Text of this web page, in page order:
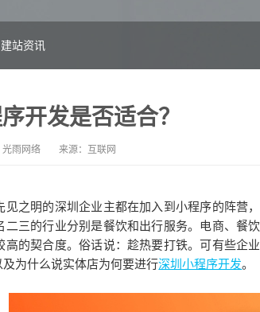
建站资讯
开发是否适合？
光雨网络 来源：互联网
明的深圳企业主都在加入到小程序的阵营
三的行业分别是餐饮和出行服务。电商、餐
的契合度。俗话说：趁热要打铁。可有些企
为什么说实体店为何要进行深圳小程序开发。